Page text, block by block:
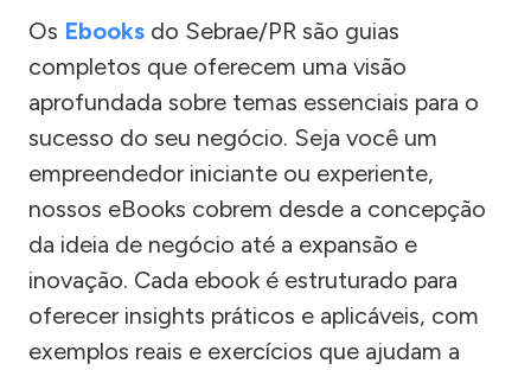
Os Ebooks do Sebrae/PR são guias
completos que oferecem uma visão
aprofundada sobre temas essenciais para o
sucesso do seu negócio. Seja você um
empreendedor iniciante ou experiente,
nossos eBooks cobrem desde a concepção
da ideia de negócio até a expansão e
inovação. Cada ebook é estruturado para
oferecer insights práticos e aplicáveis, com
exemplos reais e exercícios que ajudam a